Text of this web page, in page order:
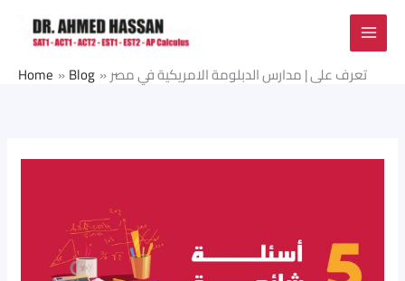
Home Blog تعرف على | مدارس الدبلومة الامريكية في مصر